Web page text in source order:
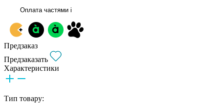
Оплата частями i
Предзаказ
Предзаказать
Характеристики
Тип товару: